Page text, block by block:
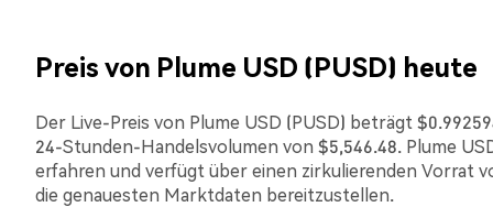
Preis von Plume USD (PUSD) heute
Der Live-Preis von Plume USD (PUSD) beträgt
24-Stunden-Handelsvolumen von $5,546.48. Plume
erfahren und verfügt über einen zirkulierenden Vorrat
die genauesten Marktdaten bereitzustellen.